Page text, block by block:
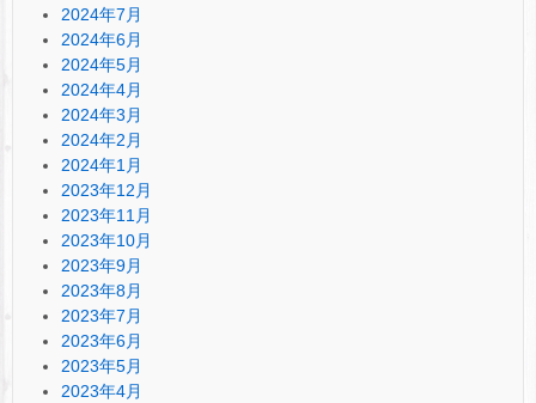
2024年7月
2024年6月
2024年5月
2024年4月
2024年3月
2024年2月
2024年1月
2023年12月
2023年11月
2023年10月
2023年9月
2023年8月
2023年7月
2023年6月
2023年5月
2023年4月